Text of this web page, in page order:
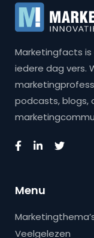
Marketingfacts
iedere dag vers.
podcasts, blogs,
Menu
Veelgelezen